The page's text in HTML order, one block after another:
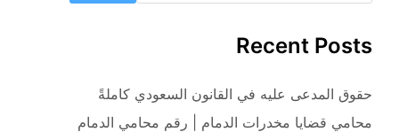
Recent Posts
حقوق المدعى عليه في القانون السعودي كاملةً
محامي قضايا مخدرات الدمام | رقم محامي الدمام